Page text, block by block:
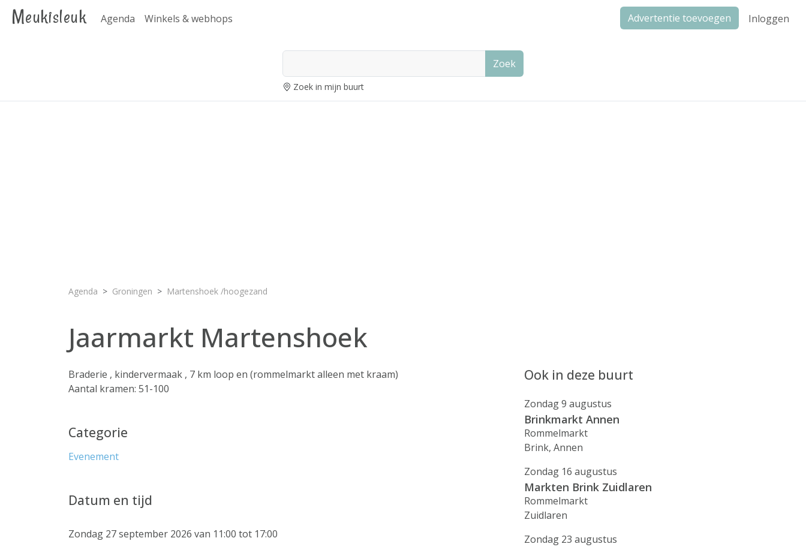
Meukisleuk Agenda Winkels & webhops Advertentie toevoegen Inloggen
Zoek
Zoek in mijn buurt
Agenda Groningen Martenshoek /hoogezand
Jaarmarkt Martenshoek
Braderie , kindervermaak , 7 km loop en (rommelmarkt alleen met kraam)
Aantal kramen: 51-100
Categorie
Evenement
Datum en tijd
Zondag 27 september 2026 van 11:00 tot 17:00
Ook in deze buurt
Zondag 9 augustus
Brinkmarkt Annen
Rommelmarkt
Brink, Annen
Zondag 16 augustus
Markten Brink Zuidlaren
Rommelmarkt
Zuidlaren
Zondag 23 augustus